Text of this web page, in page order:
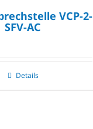
VCP-2-
SFV-AC
Details